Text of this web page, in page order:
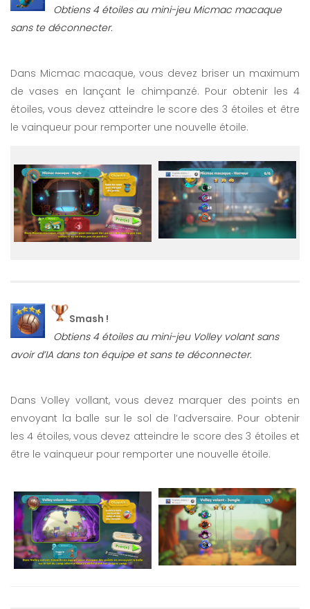
Obtiens 4 étoiles au mini-jeu Micmac macaque
sans te déconnecter.
Dans Micmac macaque, vous devez briser un maximum
de vases en lançant le chimpanzé. Pour obtenir les 4
étoiles, vous devez atteindre le score des 3 étoiles et être
le vainqueur pour remporter une nouvelle étoile.
Smash !
Obtiens 4 étoiles au mini-jeu Volley volant sans
avoir d’IA dans ton équipe et sans te déconnecter.
Dans Volley vollant, vous devez marquer des points en
envoyant la balle sur le sol de l’adversaire. Pour obtenir
les 4 étoiles, vous devez atteindre le score des 3 étoiles et
être le vainqueur pour remporter une nouvelle étoile.